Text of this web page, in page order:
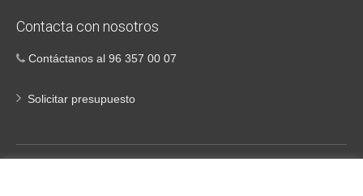
Contacta con nosotros
Contáctanos al 96 357 00 07
Solicitar presupuesto